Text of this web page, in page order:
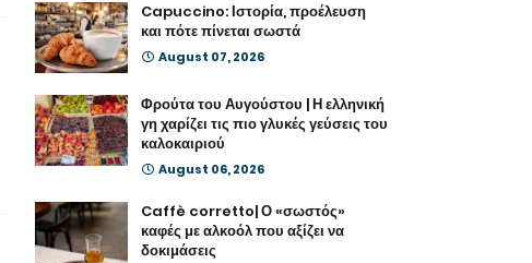
Capuccino: Ιστορία, προέλευση
και πότε πίνεται σωστά
August 07, 2026
Φρούτα του Αυγούστου | Η ελληνική
γη χαρίζει τις πιο γλυκές γεύσεις του
καλοκαιριού
August 06, 2026
Caffè corretto| Ο «σωστός»
καφές με αλκοόλ που αξίζει να
δοκιμάσεις